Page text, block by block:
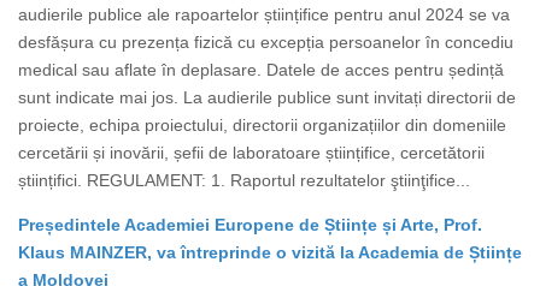
audierile publice ale rapoartelor științifice pentru anul 2024 se va
desfășura cu prezența fizică cu excepția persoanelor în concediu
medical sau aflate în deplasare. Datele de acces pentru ședință
sunt indicate mai jos. La audierile publice sunt invitați directorii de
proiecte, echipa proiectului, directorii organizațiilor din domeniile
cercetării și inovării, șefii de laboratoare științifice, cercetătorii
științifici. REGULAMENT: 1. Raportul rezultatelor ştiinţifice...
Președintele Academiei Europene de Științe și Arte, Prof.
Klaus MAINZER, va întreprinde o vizită la Academia de Științe
a Moldovei